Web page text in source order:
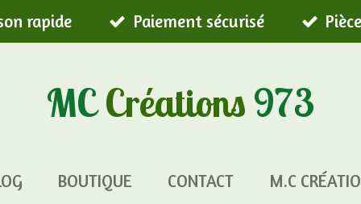
rapide Paiement sécurisé
MC Créations 973
BOUTIQUE CONTACT M.C